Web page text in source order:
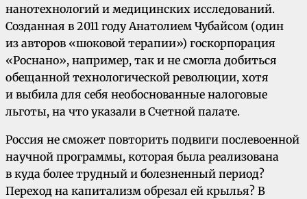
нанотехнологий и медицинских исследований.
Созданная в 2011 году Анатолием Чубайсом (один
из авторов «шоковой терапии») госкорпорация
«Роснано», например, так и не смогла добиться
обещанной технологической революции, хотя
и выбила для себя необоснованные налоговые
льготы, на что указали в Счетной палате.
Россия не сможет повторить подвиги послевоенной
научной программы, которая была реализована
в куда более трудный и болезненный период?
Переход на капитализм обрезал ей крылья? В